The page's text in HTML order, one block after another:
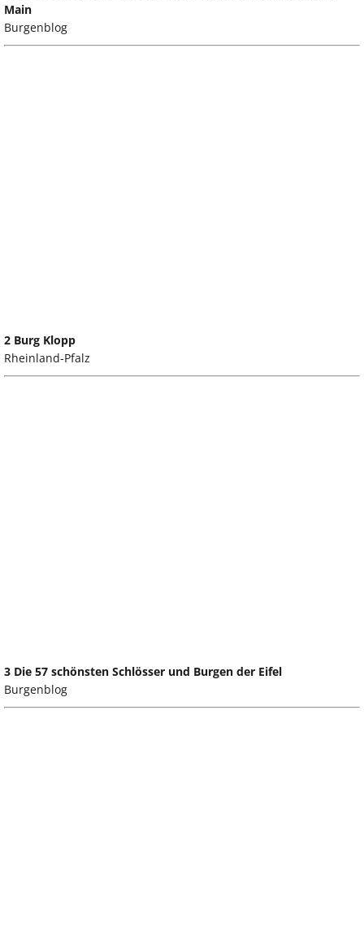
Main
Burgenblog
2 Burg Klopp
Rheinland-Pfalz
3 Die 57 schönsten Schlösser und Burgen der Eifel
Burgenblog